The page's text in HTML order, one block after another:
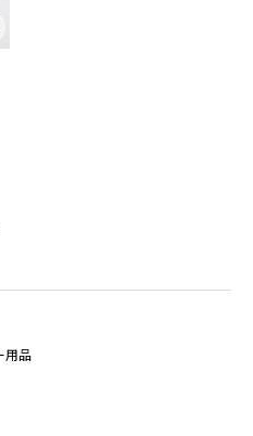
用品